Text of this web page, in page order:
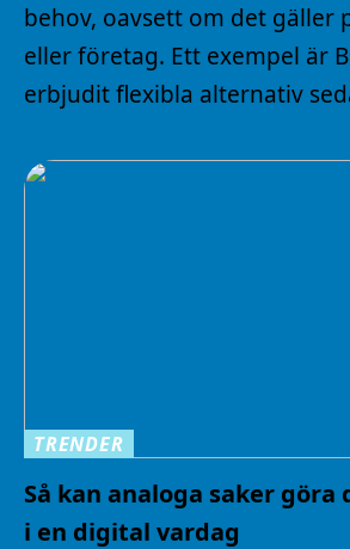
behov, oavsett om det gäller
eller företag. Ett exempel är
erbjudit flexibla alternativ
TRENDER
Så kan analoga saker göra
i en digital vardag